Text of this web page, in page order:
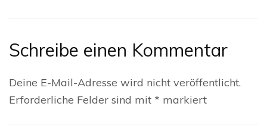
Schreibe einen Kommentar
Deine E-Mail-Adresse wird nicht veröffentlicht.
Erforderliche Felder sind mit * markiert